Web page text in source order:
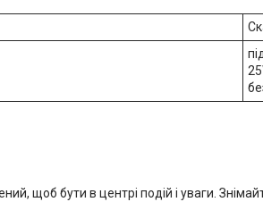
щоб бути в центрі подій і уваги.